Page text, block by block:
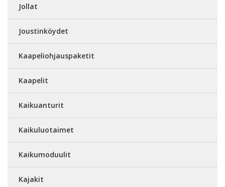
Jollat
Joustinköydet
Kaapeliohjauspaketit
Kaapelit
Kaikuanturit
Kaikuluotaimet
Kaikumoduulit
Kajakit